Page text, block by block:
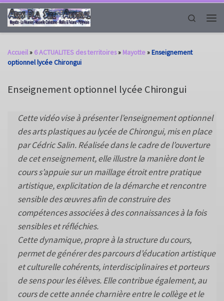
Passer au contenu
Search
Accueil» 6 ACTUALITES des territoires» Mayotte»Enseignement
optionnel lycée Chirongui
Enseignement optionnel lycée Chirongui
Cette vidéo vise à présenter l’enseignement optionnel
des arts plastiques au lycée de Chirongui, mis en place
par Cédric Salin. Réalisée dans le cadre de l’ouverture
de cet enseignement, elle illustre la manière dont le
cours s’appuie sur un maillage étroit entre pratique
artistique, explicitation de la démarche et rencontre
sensible des œuvres afin de construire des
compétences associées à des connaissances à la fois
sensibles et réfléchies.
Cette dynamique, propre à la structure du cours,
permet de générer des parcours d’éducation artistique
et culturelle cohérents, interdisciplinaires et porteurs
de sens pour les élèves. Elle contribue également, au
cours de cette année charnière entre le collège et le